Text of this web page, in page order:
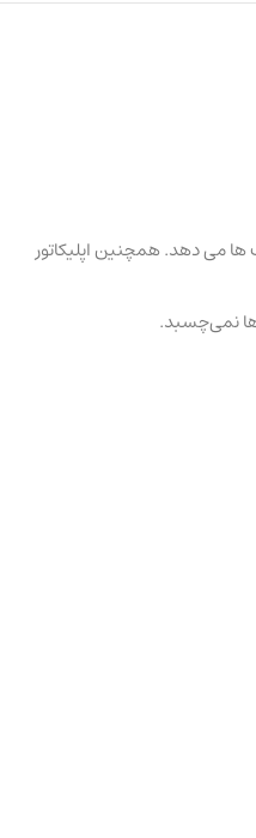
جلوه ای مات و مخملی به لب ها می دهد. همچنین اپلیکاتور
نمی‌چسبد.